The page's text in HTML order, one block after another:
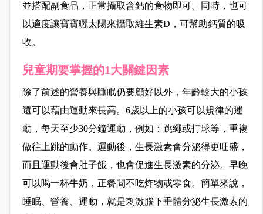
並搭配副食品，正常攝取含鈣的食物即可。同時，也可
以適度讓寶寶曬太陽來攝取維生素D，可幫助鈣質的吸
收。
兒童期要掌握的1大關鍵因素
除了前述的營養與睡眠仍要顧好以外，年齡較大的小孩
還可以藉由運動來長高。6歲以上的小孩可以規律的運
動，每天至少30分鐘運動，例如：跳繩或打球等，重複
做往上跳的動作。運動後，生長激素會分泌得更旺盛，
而且運動後會肚子餓，也會促進生長激素的分泌。早晚
可以喝一杯牛奶，正餐間不吃炸物或零食。簡單來說，
睡眠、營養、運動，就是刺激腦下垂體分泌生長激素的